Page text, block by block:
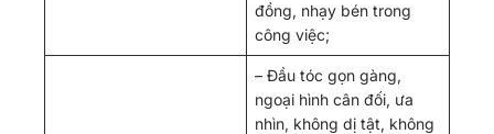
đồng, nhạy bén trong
công việc;
– Đầu tóc gọn gàng,
ngoại hình cân đối, ưa
nhìn, không dị tật, không